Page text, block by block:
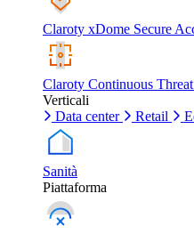
Claroty xDome Secure
Claroty Continuous
Verticali
Data center
Retail
Sanità
Piattaforma